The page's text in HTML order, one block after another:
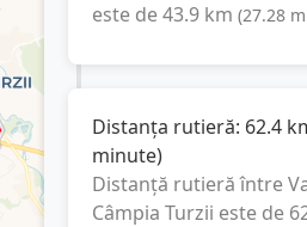
este de43.9 km (27.28
Distanța rutieră: 62.4
minute)
Distanță rutieră între
Câmpia Turzii este de